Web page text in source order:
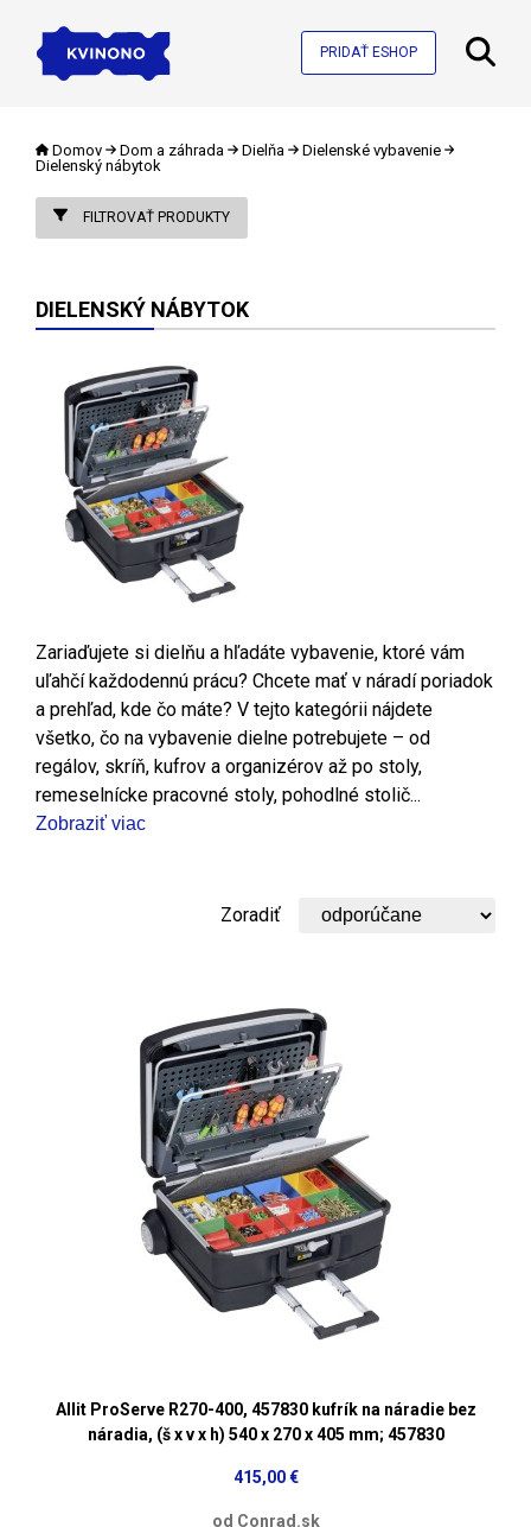
PRIDAŤ ESHOP
Domov Dom a záhrada Dielňa
Dielenské vybavenie
Dielenský nábytok
FILTROVAŤ PRODUKTY
DIELENSKÝ NÁBYTOK
Zariaďujete si dielňu a hľadáte vybavenie, ktoré vám
uľahčí každodennú prácu? Chcete mať v náradí poriadok
a prehľad, kde čo máte? V tejto kategórii nájdete
všetko, čo na vybavenie dielne potrebujete – od
regálov, skríň, kufrov a organizérov až po stoly,
remeselnícke pracovné stoly, pohodlné stolič...
Zobraziť viac
Zoradiť
Allit ProServe R270-400, 457830 kufrík na náradie bez
náradia, (š x v x h) 540 x 270 x 405 mm; 457830
415,00 €
od Conrad.sk